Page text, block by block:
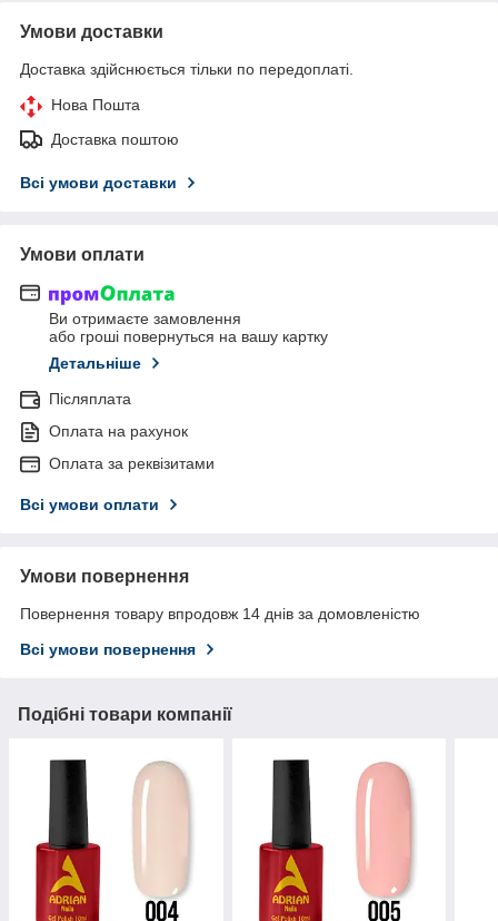
Умови доставки
Доставка здійснюється тільки по передоплаті.
Нова Пошта
Доставка поштою
Всі умови доставки
Умови оплати
Ви отримаєте замовлення
або гроші повернуться на вашу картку
Детальніше
Післяплата
Оплата на рахунок
Оплата за реквізитами
Всі умови оплати
Умови повернення
Повернення товару впродовж 14 днів за домовленістю
Всі умови повернення
Подібні товари компанії